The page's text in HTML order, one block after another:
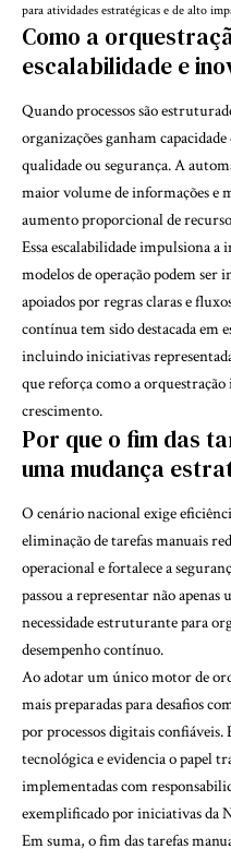
para atividades estratégicas e de alto
Como a
escalabilidade e
Quando processos são
organizações ganham
qualidade ou segurança. A
maior volume de informações e
aumento proporcional de
Essa escalabilidade impulsiona a
modelos de operação podem ser
apoiados por regras claras e
contínua tem sido destacada em
incluindo iniciativas
que reforça como a
crescimento.
Por que o fim das
uma mudança
O cenário nacional exige
eliminação de tarefas manuais
operacional e fortalece a
passou a representar não
necessidade estruturante para
desempenho contínuo.
Ao adotar um único motor de
mais preparadas para desafios
por processos digitais
tecnológica e evidencia o papel
implementadas com
exemplificado por iniciativas da
Em suma, o fim das tarefas